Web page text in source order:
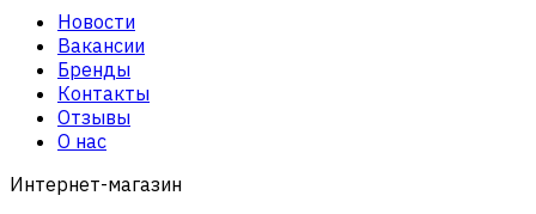
Новости
Вакансии
Бренды
Контакты
Отзывы
О нас
Интернет-магазин